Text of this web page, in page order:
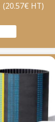
(20.57€ HT)